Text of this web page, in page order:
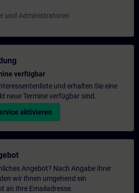
und Administratoren
verfügbar
und erhalten Sie eine
neue Termine verfügbar sind.
aktivieren
Angebot? Nach Angabe Ihrer
wir Ihnen umgehend ein
an Ihre Emailadresse.